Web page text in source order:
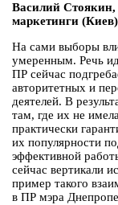
Василий Стоякин,
маркетинги
На сами выборы
умеренным. Речь
ПР сейчас
авторитетных и
деятелей. В
там, где их не
практически
их популярности
эффективной
сейчас вертикали
пример такого
в ПР мэра